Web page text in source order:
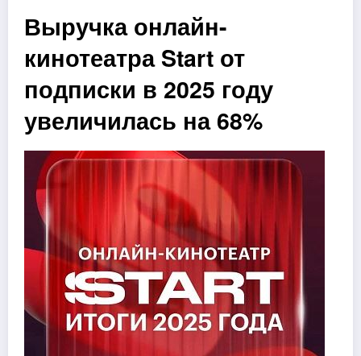
Выручка онлайн-
кинотеатра Start от
подписки в 2025 году
увеличилась на 68%